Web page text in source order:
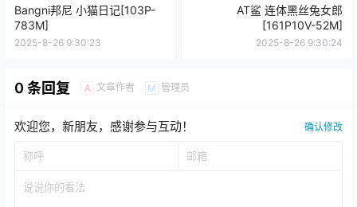
Bangni邦尼 小猫日记[103P-
783M]
2025-8-26 9:30:23
AT鲨 连体黑丝兔女郎
[161P10V-52M]
2025-8-26 9:30:24
0 条回复 A 文章作者 M 管理员
欢迎您，新朋友，感谢参与互动！ 确认修改